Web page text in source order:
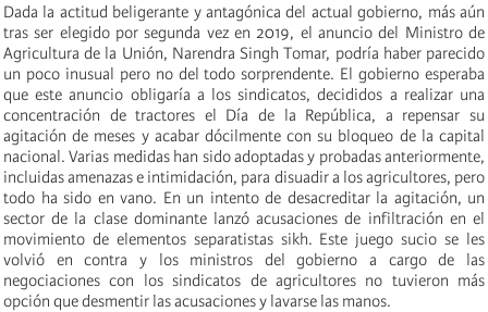
Dada la actitud beligerante y antagónica del actual gobierno, más aún
tras ser elegido por segunda vez en 2019, el anuncio del Ministro de
Agricultura de la Unión, Narendra Singh Tomar, podría haber parecido
un poco inusual pero no del todo sorprendente. El gobierno esperaba
que este anuncio obligaría a los sindicatos, decididos a realizar una
concentración de tractores el Día de la República, a repensar su
agitación de meses y acabar dócilmente con su bloqueo de la capital
nacional. Varias medidas han sido adoptadas y probadas anteriormente,
incluidas amenazas e intimidación, para disuadir a los agricultores, pero
todo ha sido en vano. En un intento de desacreditar la agitación, un
sector de la clase dominante lanzó acusaciones de infiltración en el
movimiento de elementos separatistas sikh. Este juego sucio se les
volvió en contra y los ministros del gobierno a cargo de las
negociaciones con los sindicatos de agricultores no tuvieron más
opción que desmentir las acusaciones y lavarse las manos.